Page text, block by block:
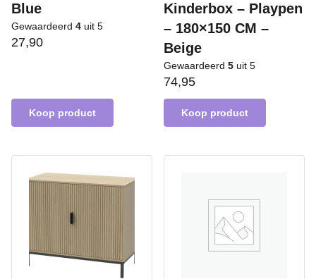
Blue
Gewaardeerd 4 uit 5
27,90
Koop product
Kinderbox – Playpen
– 180×150 CM –
Beige
Gewaardeerd 5 uit 5
74,95
Koop product